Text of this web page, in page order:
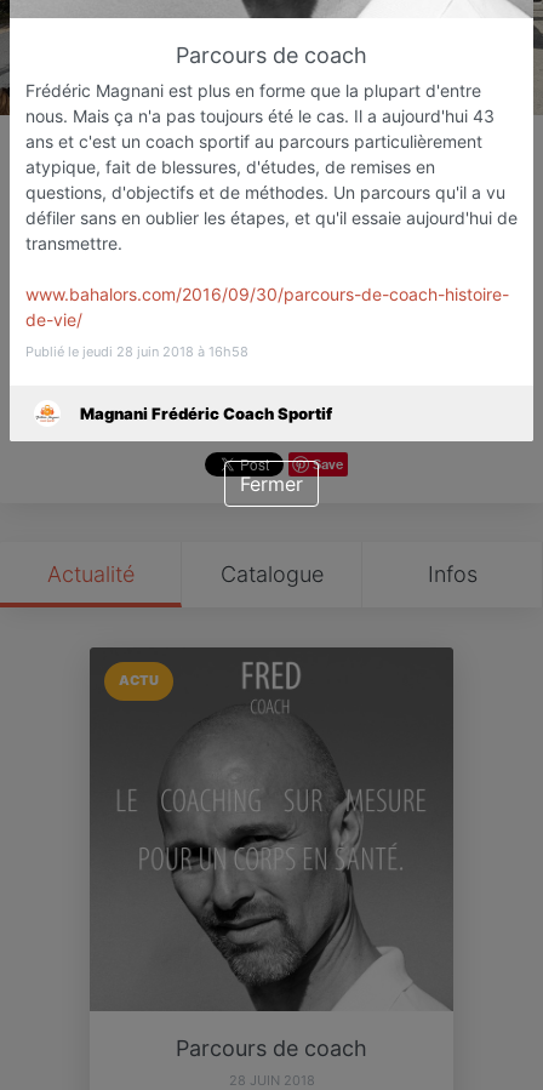
Magnani Frédéric Coach
Sportif
Coach sportif
Frejus
Favori Contacter
Save
Actualité Catalogue Infos
ACTU
Parcours de coach
28 JUIN 2018
Parcours de coach
Frédéric Magnani est plus en forme que la plupart d'entre
nous. Mais ça n'a pas toujours été le cas. Il a aujourd'hui 43
ans et c'est un coach sportif au parcours particulièrement
atypique, fait de blessures, d'études, de remises en
questions, d'objectifs et de méthodes. Un parcours qu'il a vu
défiler sans en oublier les étapes, et qu'il essaie aujourd'hui de
transmettre.
www.bahalors.com/2016/09/30/parcours-de-coach-histoire-
de-vie/
Publié le jeudi 28 juin 2018 à 16h58
Magnani Frédéric Coach Sportif
Fermer